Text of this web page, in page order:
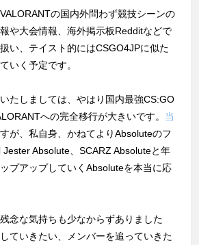
の国内外問わず競技シーンの
や大会情報、海外掲示板Redditなどで
い、テイスト的にはCSGO4JPに似た
いく予定です。
たしましては、やはり国内最強CS:GO
への完全移行が大きいです。 当
が、私自身、かねてよりAbsoluteのフ
Jester Absolute、SCARZ Absoluteと年
プアップしていくAbsoluteを本当に応
念な気持ちも少なからずありました
ていきたい、メンバーを追っていきた